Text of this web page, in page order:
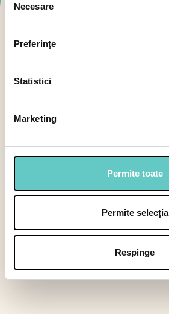
consimțământului
Necesare
Preferinţe
Statistici
Marketing
Permite toate
Permite selecția
Respinge
Selectează categoria
Semipreparate